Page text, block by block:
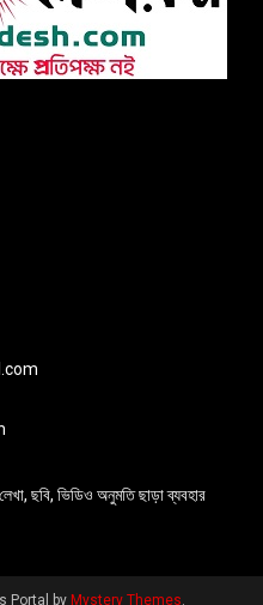
ছবি, ভিডিও অনুমতি ছাড়া ব্যবহার
Portal by Mystery Themes.